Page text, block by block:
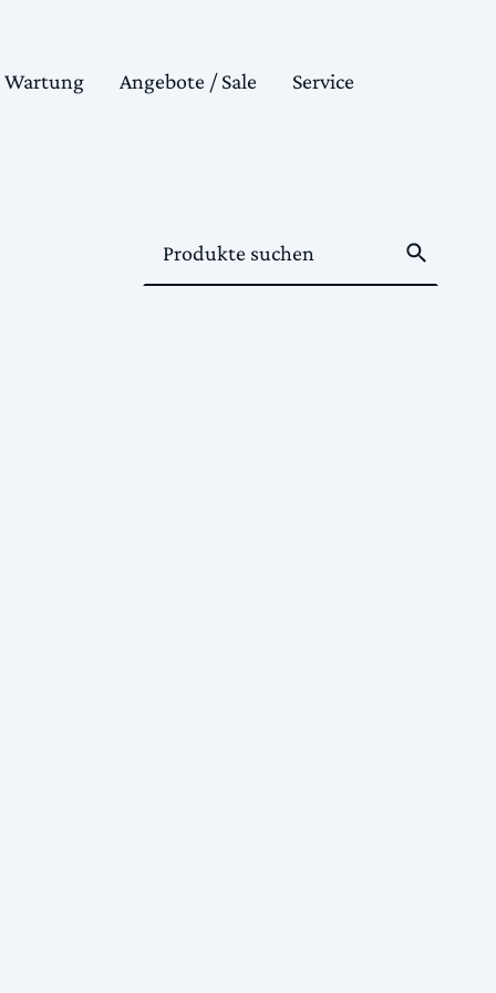
Wartung Angebote / Sale Service